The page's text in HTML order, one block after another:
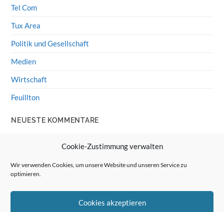
Cookie-Zustimmung verwalten
Wir verwenden Cookies, um unsere Website und unseren Service zu
optimieren.
Cookies akzeptieren
Tel Com
Tux Area
Politik und Gesellschaft
Medien
Wirtschaft
Feuillton
NEUESTE KOMMENTARE
Wolff von Rechenberg
Linux Mint: Google Drive integrieren